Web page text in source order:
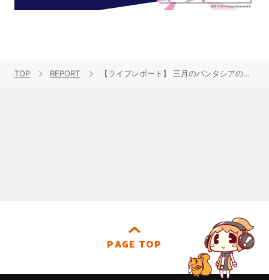
TOP REPORT 【ライブレポート】 三月のパンタシアの世界観をみあがその身1つで表現したワンマンライブ“三月のパンタシア LIVE2022 / 邂逅少女”東京公演をレポート！
PAGE TOP